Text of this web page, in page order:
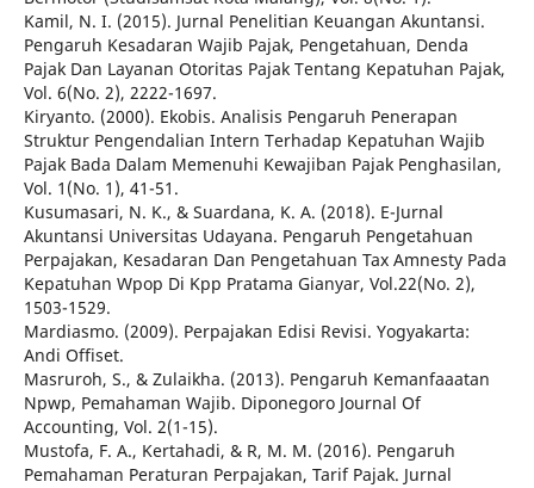
Kamil, N. I. (2015). Jurnal Penelitian Keuangan Akuntansi.
Pengaruh Kesadaran Wajib Pajak, Pengetahuan, Denda
Pajak Dan Layanan Otoritas Pajak Tentang Kepatuhan Pajak,
Vol. 6(No. 2), 2222-1697.
Kiryanto. (2000). Ekobis. Analisis Pengaruh Penerapan
Struktur Pengendalian Intern Terhadap Kepatuhan Wajib
Pajak Bada Dalam Memenuhi Kewajiban Pajak Penghasilan,
Vol. 1(No. 1), 41-51.
Kusumasari, N. K., & Suardana, K. A. (2018). E-Jurnal
Akuntansi Universitas Udayana. Pengaruh Pengetahuan
Perpajakan, Kesadaran Dan Pengetahuan Tax Amnesty Pada
Kepatuhan Wpop Di Kpp Pratama Gianyar, Vol.22(No. 2),
1503-1529.
Mardiasmo. (2009). Perpajakan Edisi Revisi. Yogyakarta:
Andi Offiset.
Masruroh, S., & Zulaikha. (2013). Pengaruh Kemanfaaatan
Npwp, Pemahaman Wajib. Diponegoro Journal Of
Accounting, Vol. 2(1-15).
Mustofa, F. A., Kertahadi, & R, M. M. (2016). Pengaruh
Pemahaman Peraturan Perpajakan, Tarif Pajak. Jurnal